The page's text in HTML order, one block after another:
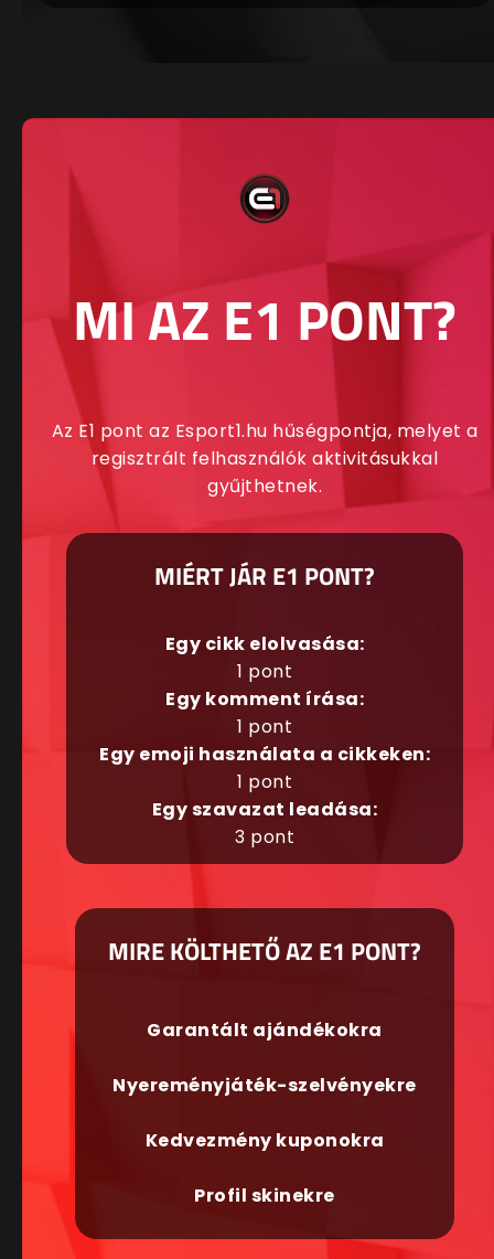
MI AZ E1 PONT?
Az E1 pont az Esport1.hu hűségpontja, melyet a
regisztrált felhasználók aktivitásukkal
gyűjthetnek.
MIÉRT JÁR E1 PONT?
Egy cikk elolvasása:
1 pont
Egy komment írása:
1 pont
Egy emoji használata a cikkeken:
1 pont
Egy szavazat leadása:
3 pont
MIRE KÖLTHETŐ AZ E1 PONT?
Garantált ajándékokra
Nyereményjáték-szelvényekre
Kedvezmény kuponokra
Profil skinekre